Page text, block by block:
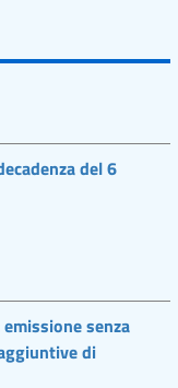
del 6
senza
di